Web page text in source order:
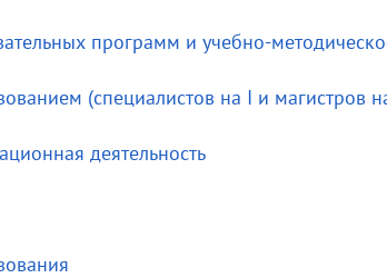
программ и учебно-
(специалистов на I и магистров
деятельность